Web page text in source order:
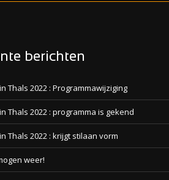
berichten
Thals 2022 : Programmawijziging
Thals 2022 : programma is gekend
Thals 2022 : krijgt stilaan vorm
weer!